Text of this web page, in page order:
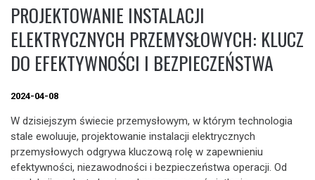
PROJEKTOWANIE INSTALACJI
ELEKTRYCZNYCH PRZEMYSŁOWYCH: KLUCZ
DO EFEKTYWNOŚCI I BEZPIECZEŃSTWA
2024-04-08
W dzisiejszym świecie przemysłowym, w którym technologia
stale ewoluuje, projektowanie instalacji elektrycznych
przemysłowych odgrywa kluczową rolę w zapewnieniu
efektywności, niezawodności i bezpieczeństwa operacji. Od